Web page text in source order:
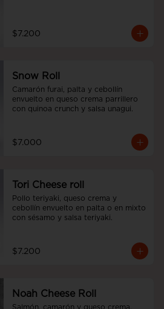
$7.200
Snow Roll
Camarón furai, palta y cebollín
envuelto en queso crema parrillero
con quinoa crunch y salsa unagui.
$7.000
Tori Cheese roll
Pollo teriyaki, queso crema y
cebollín envuelto en palta o en mixto
con sésamo y salsa teriyaki.
$7.200
Noah Cheese Roll
Salmón, camarón y queso crema,